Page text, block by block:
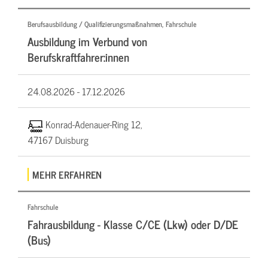
Berufsausbildung / Qualifizierungsmaßnahmen, Fahrschule
Ausbildung im Verbund von
Berufskraftfahrer:innen
24.08.2026 -17.12.2026
Konrad-Adenauer-Ring 12,
47167 Duisburg
MEHR ERFAHREN
Fahrschule
Fahrausbildung - Klasse C/CE (Lkw) oder D/DE
(Bus)